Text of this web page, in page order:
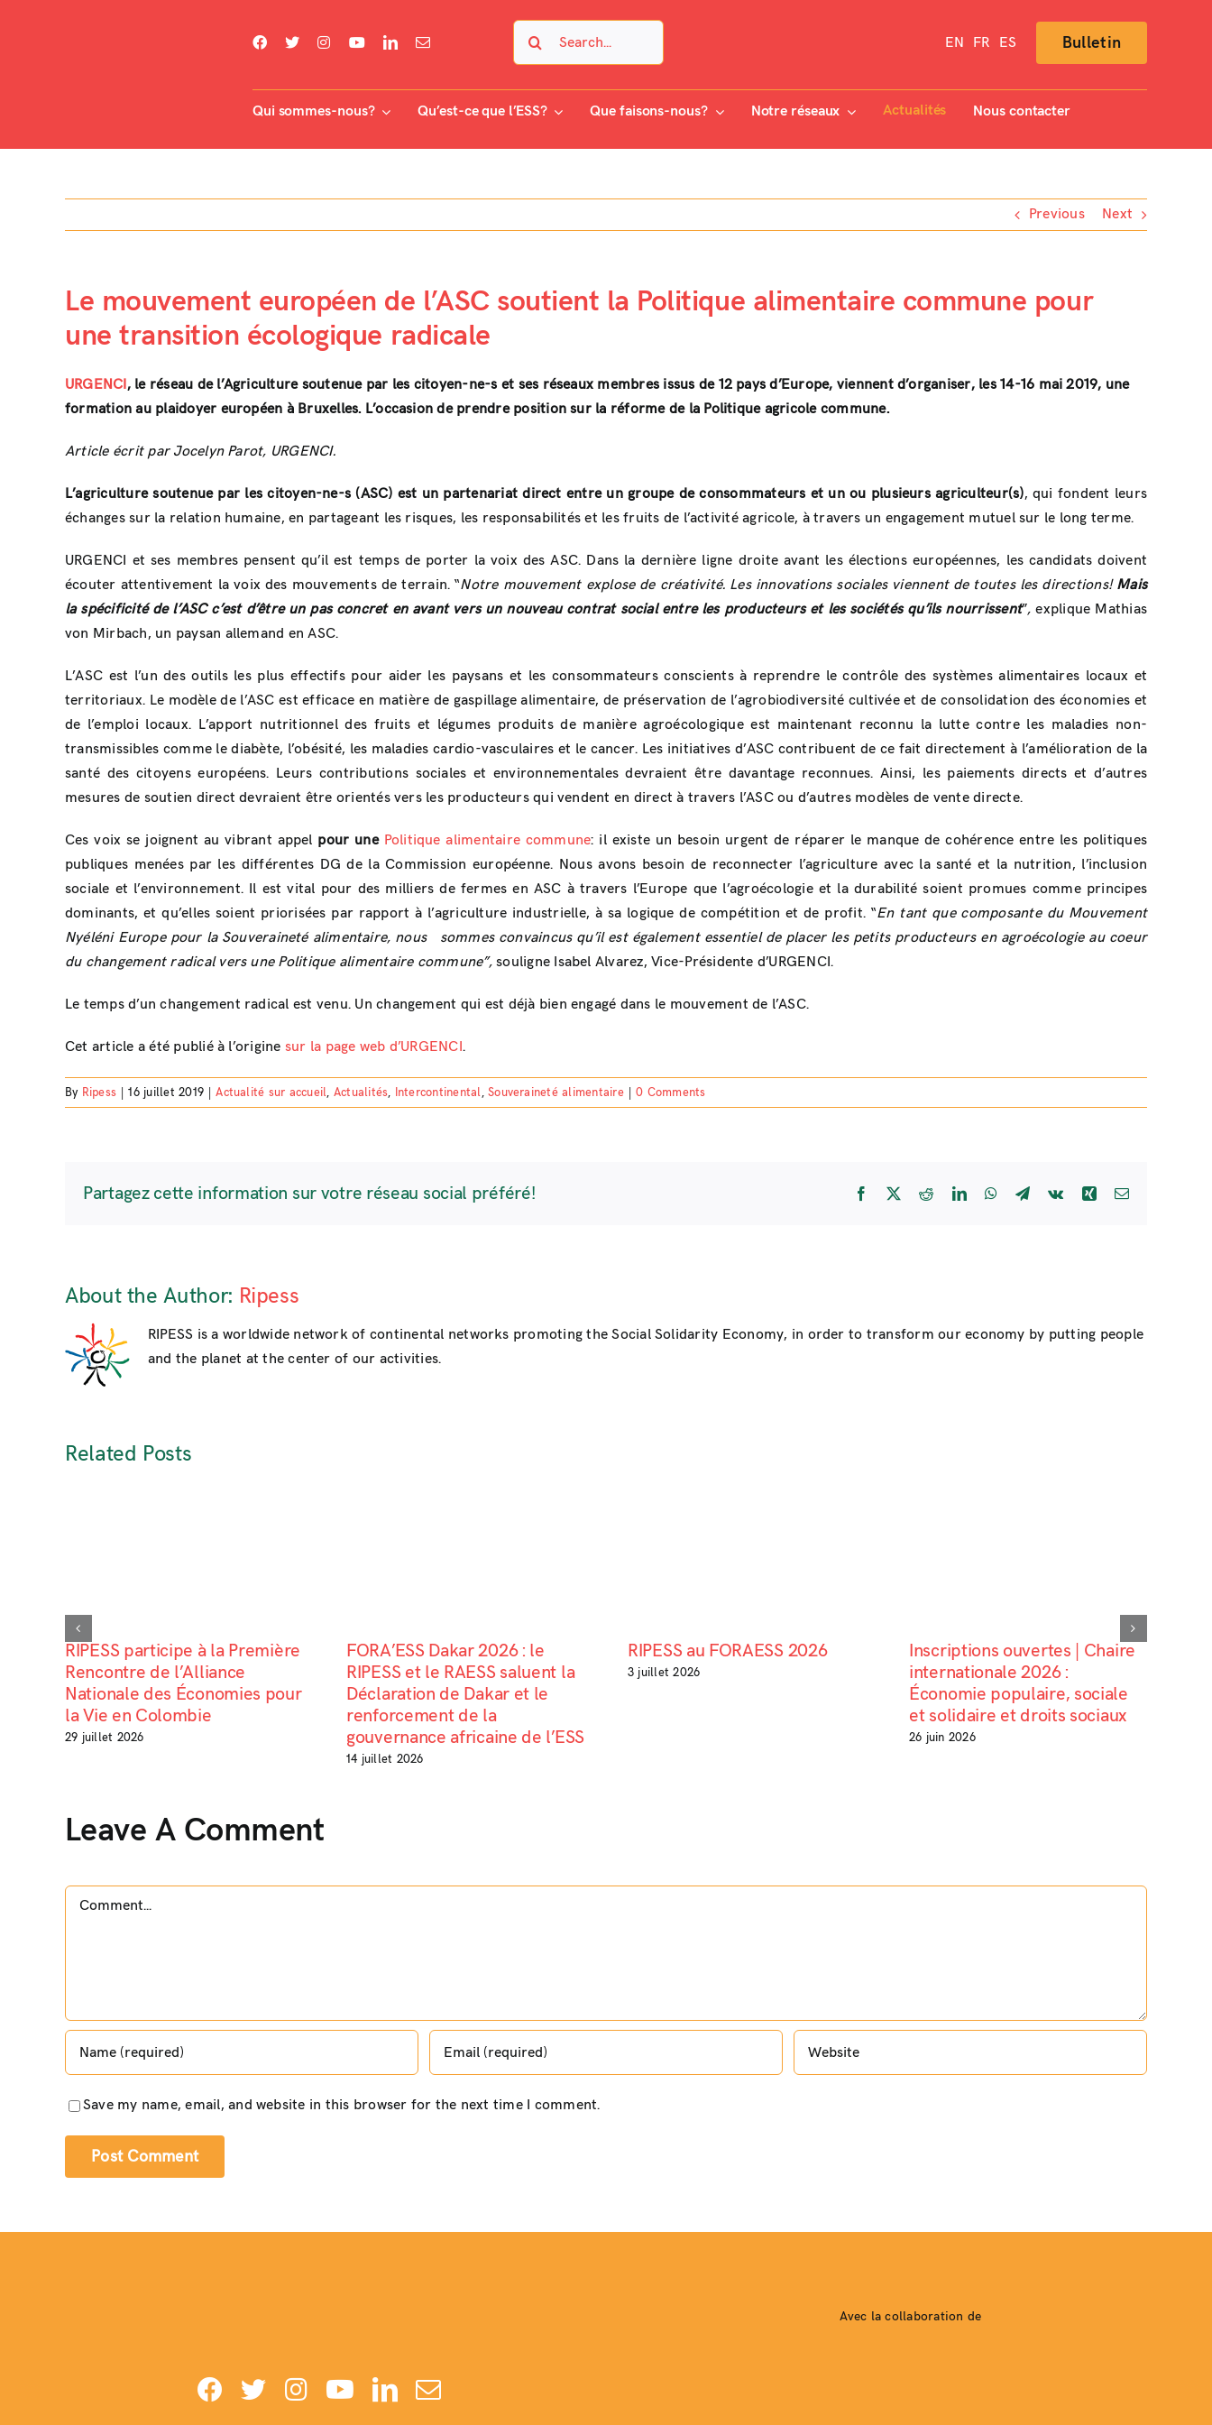
EN FR ES Bulletin
Qui sommes-nous? Qu’est-ce que l’ESS? Que faisons-nous? Notre réseaux Actualités Nous contacter
Previous Next
Le mouvement européen de l’ASC soutient la Politique alimentaire commune pour
une transition écologique radicale
URGENCI, le réseau de l’Agriculture soutenue par les citoyen-ne-s et ses réseaux membres issus de 12 pays d’Europe, viennent d’organiser, les 14-16 mai 2019, une
formation au plaidoyer européen à Bruxelles. L’occasion de prendre position sur la réforme de la Politique agricole commune.
Article écrit par Jocelyn Parot, URGENCI.
L’agriculture soutenue par les citoyen-ne-s (ASC) est un partenariat direct entre un groupe de consommateurs et un ou plusieurs agriculteur(s), qui fondent leurs
échanges sur la relation humaine, en partageant les risques, les responsabilités et les fruits de l’activité agricole, à travers un engagement mutuel sur le long terme.
URGENCI et ses membres pensent qu’il est temps de porter la voix des ASC. Dans la dernière ligne droite avant les élections européennes, les candidats doivent
écouter attentivement la voix des mouvements de terrain. “Notre mouvement explose de créativité. Les innovations sociales viennent de toutes les directions! Mais
la spécificité de l’ASC c’est d’être un pas concret en avant vers un nouveau contrat social entre les producteurs et les sociétés qu’ils nourrissent”,explique Mathias
von Mirbach, un paysan allemand en ASC.
L’ASC est l’un des outils les plus effectifs pour aider les paysans et les consommateurs conscients à reprendre le contrôle des systèmes alimentaires locaux et
territoriaux. Le modèle de l’ASC est efficace en matière de gaspillage alimentaire, de préservation de l’agrobiodiversité cultivée et de consolidation des économies et
de l’emploi locaux. L’apport nutritionnel des fruits et légumes produits de manière agroécologique est maintenant reconnu la lutte contre les maladies non-
transmissibles comme le diabète, l’obésité, les maladies cardio-vasculaires et le cancer. Les initiatives d’ASC contribuent de ce fait directement à l’amélioration de la
santé des citoyens européens. Leurs contributions sociales et environnementales devraient être davantage reconnues. Ainsi, les paiements directs et d’autres
mesures de soutien direct devraient être orientés vers les producteurs qui vendent en direct à travers l’ASC ou d’autres modèles de vente directe.
Ces voix se joignent au vibrant appel pour une Politique alimentaire commune: il existe un besoin urgent de réparer le manque de cohérence entre les politiques
publiques menées par les différentes DG de la Commission européenne. Nous avons besoin de reconnecter l’agriculture avec la santé et la nutrition, l’inclusion
sociale et l’environnement. Il est vital pour des milliers de fermes en ASC à travers l’Europe que l’agroécologie et la durabilité soient promues comme principes
dominants, et qu’elles soient priorisées par rapport à l’agriculture industrielle, à sa logique de compétition et de profit. “En tant que composante du Mouvement
Nyéléni Europe pour la Souveraineté alimentaire, nous sommes convaincus qu’il est également essentiel de placer les petits producteurs en agroécologie au coeur
du changement radical vers une Politique alimentaire commune”,souligne Isabel Alvarez, Vice-Présidente d’URGENCI.
Le temps d’un changement radical est venu. Un changement qui est déjà bien engagé dans le mouvement de l’ASC.
Cet article a été publié à l’origine sur la page web d’URGENCI.
By Ripess 16 juillet 2019 Actualité sur accueil, Actualités, Intercontinental,Souveraineté alimentaire 0 Comments
Partagez cette information sur votre réseau social préféré! Facebook RedditLinkedInWhatsApp
Telegram
Vk Xing Email
About the Author: Ripess
RIPESS is a worldwide network of continental networks promoting the Social Solidarity Economy, in order to transform our economy by putting people
and the planet at the center of our activities.
Related Posts
RIPESS participe à la Première
Rencontre de l’Alliance
Nationale des Économies pour
la Vie en Colombie
29 juillet 2026
FORA’ESS Dakar 2026 : le
RIPESS et le RAESS saluent la
Déclaration de Dakar et le
renforcement de la
gouvernance africaine de l’ESS
14 juillet 2026
RIPESS au FORAESS 2026
3 juillet 2026
Inscriptions ouvertes | Chaire
internationale 2026 :
Économie populaire, sociale
et solidaire et droits sociaux
26 juin 2026
Leave A Comment
Comment
Save my name, email, and website in this browser for the next time I comment.
Avec la collaboration de